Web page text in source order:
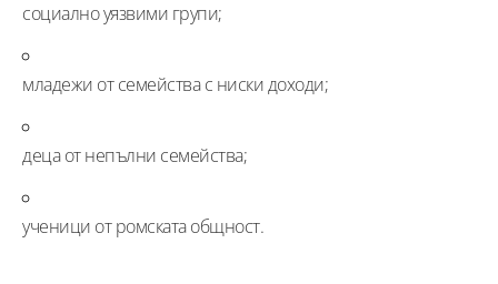
социално уязвими групи;
младежи от семейства с ниски доходи;
деца от непълни семейства;
ученици от ромската общност.